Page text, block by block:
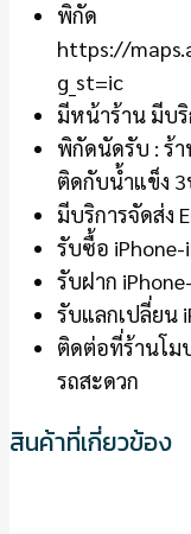
พิกัด
https://
g_st=ic
มีหน้าร้าน มีบริ
พิกัดนัดรับ : ร้า
ติดกับน้ำแข็ง 3
มีบริการจัดส่ง
รับซื้อ iPhone-
รับฝาก
รับแลกเปลี่ยน
ติดต่อที่ร้านโม
รถสะดวก
สินค้าที่เกี่ยวข้อง